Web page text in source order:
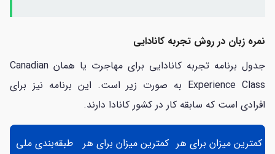
نمره زبان در روش تجربه کانادایی
جدول برنامه تجربه کانادایی برای مهاجرت یا همان Canadian
Experience Class به صورت زیر است. این برنامه نیز برای
افرادی است که سابقه کار در کشور کانادا دارند.
کمترین میزان برای هر کمترین میزان برای هر
طبقه‌بندی ملی